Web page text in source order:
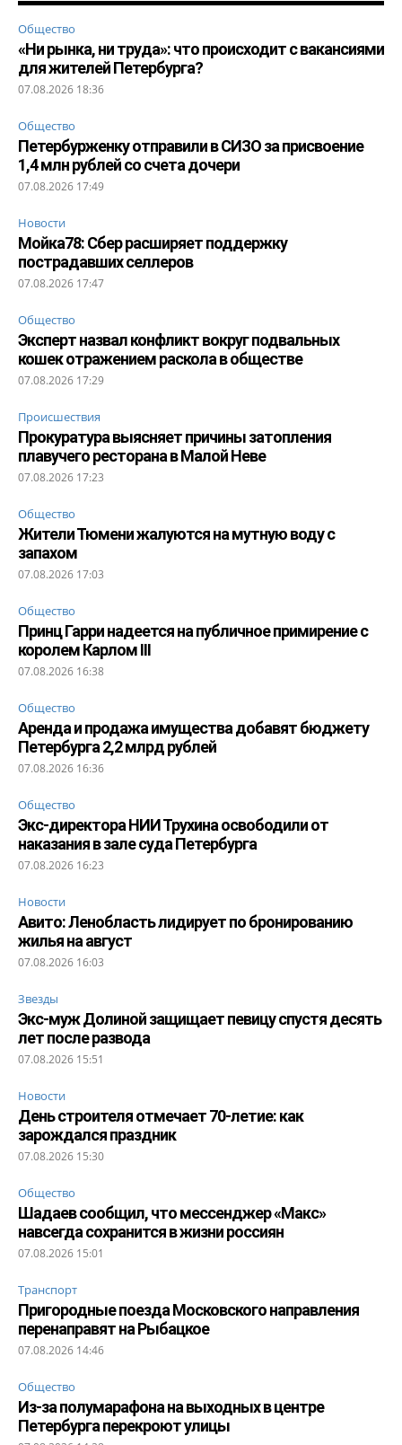
Общество
«Ни рынка, ни труда»: что происходит с вакансиями
для жителей Петербурга?
07.08.2026 18:36
Общество
Петербурженку отправили в СИЗО за присвоение
1,4 млн рублей со счета дочери
07.08.2026 17:49
Новости
Мойка78: Сбер расширяет поддержку
пострадавших селлеров
07.08.2026 17:47
Общество
Эксперт назвал конфликт вокруг подвальных
кошек отражением раскола в обществе
07.08.2026 17:29
Происшествия
Прокуратура выясняет причины затопления
плавучего ресторана в Малой Неве
07.08.2026 17:23
Общество
Жители Тюмени жалуются на мутную воду с
запахом
07.08.2026 17:03
Общество
Принц Гарри надеется на публичное примирение с
королем Карлом III
07.08.2026 16:38
Общество
Аренда и продажа имущества добавят бюджету
Петербурга 2,2 млрд рублей
07.08.2026 16:36
Общество
Экс-директора НИИ Трухина освободили от
наказания в зале суда Петербурга
07.08.2026 16:23
Новости
Авито: Ленобласть лидирует по бронированию
жилья на август
07.08.2026 16:03
Звезды
Экс-муж Долиной защищает певицу спустя десять
лет после развода
07.08.2026 15:51
Новости
День строителя отмечает 70-летие: как
зарождался праздник
07.08.2026 15:30
Общество
Шадаев сообщил, что мессенджер «Макс»
навсегда сохранится в жизни россиян
07.08.2026 15:01
Транспорт
Пригородные поезда Московского направления
перенаправят на Рыбацкое
07.08.2026 14:46
Общество
Из-за полумарафона на выходных в центре
Петербурга перекроют улицы